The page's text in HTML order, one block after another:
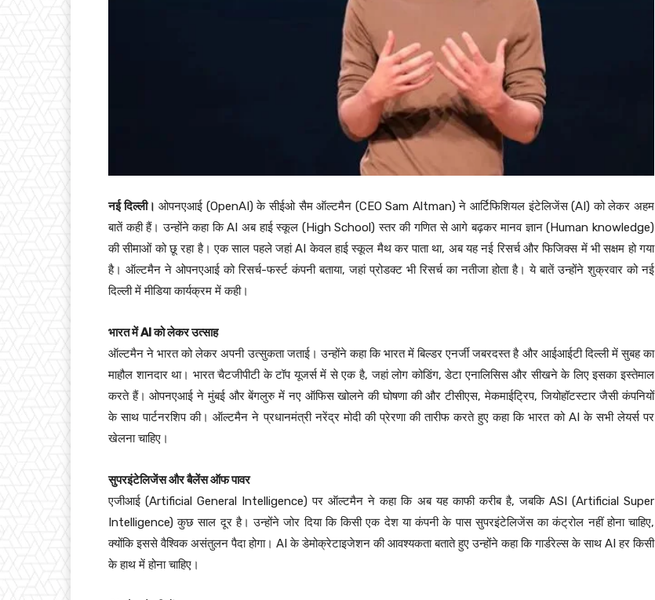
नई दिल्ली। ओपनएआई (OpenAI) के सीईओ सैम ऑल्टमैन (CEO Sam Altman) ने आर्टिफिशियल इंटेलिजेंस (AI) को लेकर अहम
बातें कही हैं। उन्होंने कहा कि AI अब हाई स्कूल (High School) स्तर की गणित से आगे बढ़कर मानव ज्ञान (Human knowledge)
की सीमाओं को छू रहा है। एक साल पहले जहां AI केवल हाई स्कूल मैथ कर पाता था, अब यह नई रिसर्च और फिजिक्स में भी सक्षम हो गया
है। ऑल्टमैन ने ओपनएआई को रिसर्च-फर्स्ट कंपनी बताया, जहां प्रोडक्ट भी रिसर्च का नतीजा होता है। ये बातें उन्होंने शुक्रवार को नई
दिल्ली में मीडिया कार्यक्रम में कही।
भारत में AI को लेकर उत्साह
ऑल्टमैन ने भारत को लेकर अपनी उत्सुकता जताई। उन्होंने कहा कि भारत में बिल्डर एनर्जी जबरदस्त है और आईआईटी दिल्ली में सुबह का
माहौल शानदार था। भारत चैटजीपीटी के टॉप यूजर्स में से एक है, जहां लोग कोडिंग, डेटा एनालिसिस और सीखने के लिए इसका इस्तेमाल
करते हैं। ओपनएआई ने मुंबई और बेंगलुरु में नए ऑफिस खोलने की घोषणा की और टीसीएस, मेकमाईट्रिप, जियोहॉटस्टार जैसी कंपनियों
के साथ पार्टनरशिप की। ऑल्टमैन ने प्रधानमंत्री नरेंद्र मोदी की प्रेरणा की तारीफ करते हुए कहा कि भारत को AI के सभी लेयर्स पर
खेलना चाहिए।
सुपरइंटेलिजेंस और बैलेंस ऑफ पावर
एजीआई (Artificial General Intelligence) पर ऑल्टमैन ने कहा कि अब यह काफी करीब है, जबकि ASI (Artificial Super
Intelligence) कुछ साल दूर है। उन्होंने जोर दिया कि किसी एक देश या कंपनी के पास सुपरइंटेलिजेंस का कंट्रोल नहीं होना चाहिए,
क्योंकि इससे वैश्विक असंतुलन पैदा होगा। AI के डेमोक्रेटाइजेशन की आवश्यकता बताते हुए उन्होंने कहा कि गार्डरेल्स के साथ AI हर किसी
के हाथ में होना चाहिए।